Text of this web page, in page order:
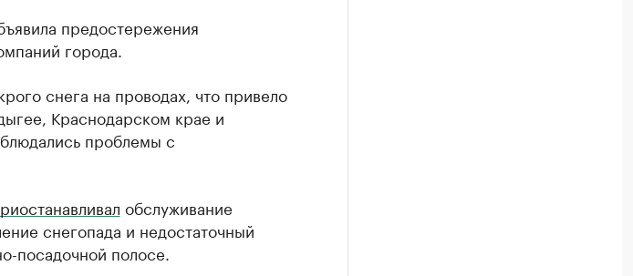
предостережения
города.
снега на проводах, что привело
Краснодарском крае и
проблемы с
обслуживание
снегопада и недостаточный
посадочной полосе.